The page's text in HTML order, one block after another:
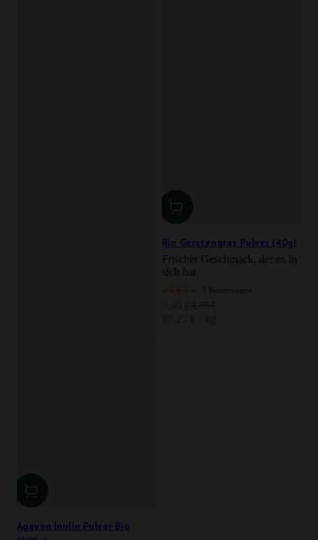
Agaven Inulin Pulver Bio
Bio Gerstengras Pulver (40g)
Frischer Geschmack, der es in
sich hat
8 Bewertungen
Angebot
3,49 €